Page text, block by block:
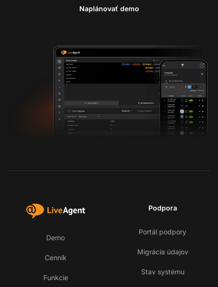
Naplánovať demo
Demo
Cenník
Funkcie
Podpora
Portál podpory
Migrácia údajov
Stav systému